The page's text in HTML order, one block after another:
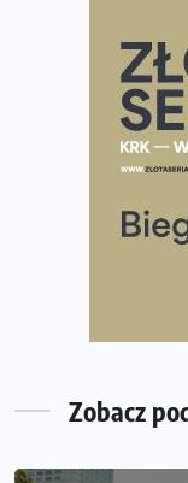
Praska 5k Run
Największy Bieg
Ponad 12 tysięcy
Tętno vs tempo
Co ma dużo
Rozbiegany
Już w tę sobotę
Wystartuje
Zobacz